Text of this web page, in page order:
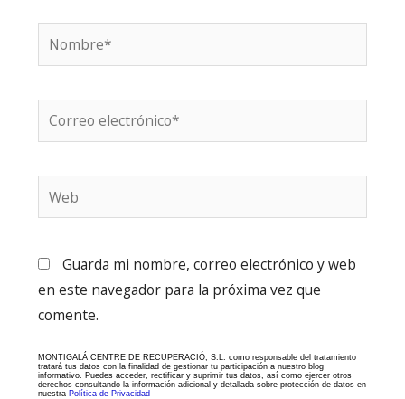
Nombre*
Correo
electrónico*
Web
Guarda mi nombre, correo electrónico y web
en este navegador para la próxima vez que
comente.
MONTIGALÁ CENTRE DE RECUPERACIÓ, S.L. como responsable del tratamiento
tratará tus datos con la finalidad de gestionar tu participación a nuestro blog
informativo. Puedes acceder, rectificar y suprimir tus datos, así como ejercer otros
derechos consultando la información adicional y detallada sobre protección de datos en
nuestra Política de Privacidad